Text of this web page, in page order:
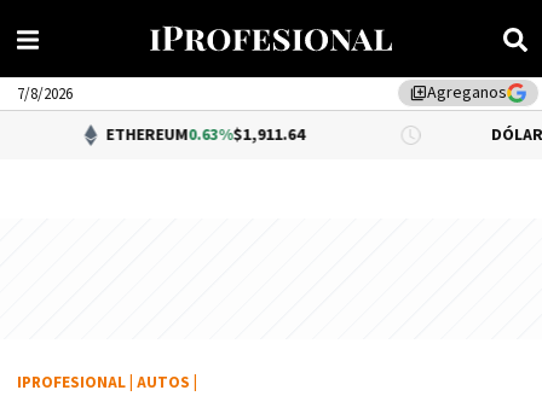
library_addAgreganos
7/8/2026
ETHEREUM 0.63%$1,911.64 DÓLAR BNA
IPROFESIONAL AUTOS